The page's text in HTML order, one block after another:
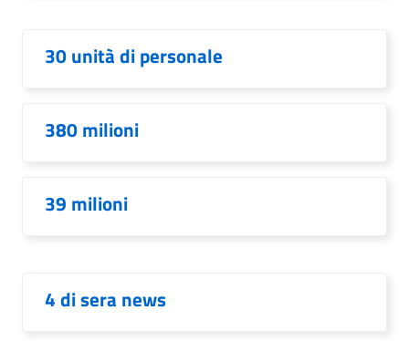
30 unità di personale
380 milioni
39 milioni
4 di sera news